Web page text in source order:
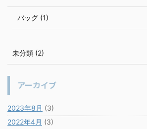
バッグ (1)
未分類 (2)
アーカイブ
2023年8月 (3)
2022年4月 (3)